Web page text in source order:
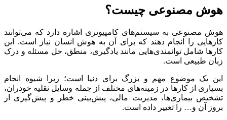
هوش مصنوعی چیست؟
هوش مصنوعی به سیستم‌های کامپیوتری اشاره دارد که می‌توانند
کارهایی را انجام دهند که برای آن به هوش انسان نیاز است. این
کارها شامل توانمندی‌هایی مانند یادگیری، منطق، حل مسئله و درک
زبان طبیعی است.
این یک موضوع مهم و بزرگ برای دنیا است؛ زیرا شیوه انجام
بسیاری از کارها در زمینه‌های مختلف از جمله وسایل نقلیه خودران،
تشخیص بیماری‌ها، مدیریت مالی، پیش‌بینی خطر و پیش‌گیری از
بروز آن و… را تغییر داده است.